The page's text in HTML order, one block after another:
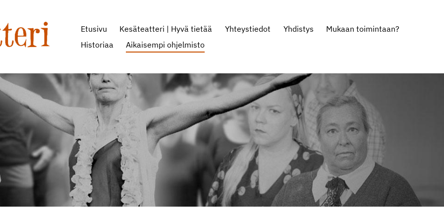
ry
Etusivu Kesäteatteri | Hyvä tietää Yhteystiedot Yhdistys
Mukaan toimintaan?
Historiaa
Aikaisempi ohjelmisto